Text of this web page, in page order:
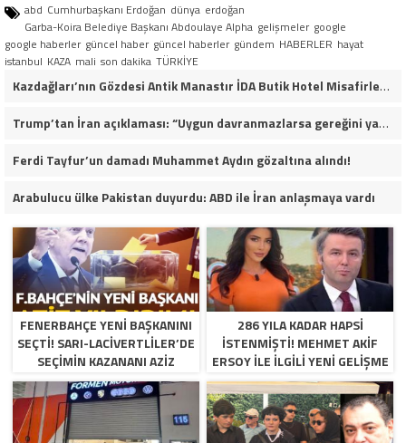
abd Cumhurbaşkanı Erdoğan dünya erdoğan
Garba-Koira Belediye Başkanı Abdoulaye Alpha gelişmeler google
google haberler güncel haber güncel haberler gündem HABERLER hayat
istanbul KAZA mali son dakika TÜRKİYE
Kazdağları’nın Gözdesi Antik Manastır İDA Butik Hotel Misafirlerinden Tam Not Alıyor
Trump’tan İran açıklaması: “Uygun davranmazlarsa gereğini yaparım”
Ferdi Tayfur’un damadı Muhammet Aydın gözaltına alındı!
Arabulucu ülke Pakistan duyurdu: ABD ile İran anlaşmaya vardı
FENERBAHÇE YENI BAŞKANINI
SEÇTI! SARI-LACIVERTLILER’DE
SEÇIMIN KAZANANI AZIZ
YILDIRIM OLDU
286 YILA KADAR HAPSI
ISTENMIŞTI! MEHMET AKIF
ERSOY ILE ILGILI YENI GELIŞME